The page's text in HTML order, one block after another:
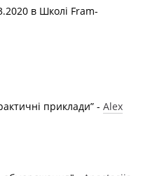
в Школі Fram-
приклади” - Alex